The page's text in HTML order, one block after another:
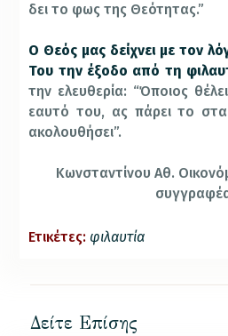
δει το φως της Θεότητας.”
Ο Θεός μας δείχνει με τον
Του την έξοδο από τη
την ελευθερία: “Όποιος
εαυτό του, ας πάρει το
ακολουθήσει”.
Κωνσταντίνου Αθ.
Ετικέτες: φιλαυτία
Δείτε Επίσης